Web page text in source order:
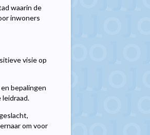
waarin de
inwoners
visie op
bepalingen
om voor